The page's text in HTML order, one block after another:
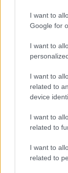
I want to
Google for
I want to
I want to
related to
device
I want to
related to
I want to
related to
Δελτίο